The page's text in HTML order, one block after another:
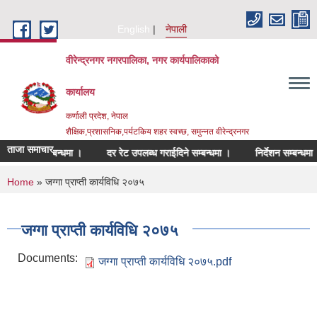
English
नेपाली
वीरेन्द्रनगर नगरपालिका, नगर कार्यपालिकाको
कार्यालय
कर्णाली प्रदेश, नेपाल
शैक्षिक,प्रशासनिक,पर्यटकिय शहर स्वच्छ, समुन्नत वीरेन्द्रनगर
ताजा समाचार
गर्ने सम्बन्धमा । दर रेट उपलब्ध गराईदिने सम्बन्धमा । निर्देशन सम्बन्धमा ।
You are here
Home » जग्गा प्राप्ती कार्यविधि २०७५
जग्गा प्राप्ती कार्यविधि २०७५
Documents: जग्गा प्राप्ती कार्यविधि २०७५.pdf